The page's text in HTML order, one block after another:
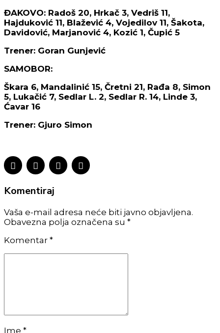
ĐAKOVO: Radoš 20, Hrkač 3, Vedriš 11,
Hajduković 11, Blažević 4, Vojedilov 11, Šakota,
Davidović, Marjanović 4, Kozić 1, Čupić 5
Trener: Goran Gunjević
SAMOBOR:
Škara 6, Mandalinić 15, Čretni 21, Rađa 8, Simon
5, Lukačić 7, Sedlar L. 2, Sedlar R. 14, Linde 3,
Ćavar 16
Trener: Gjuro Simon
Komentiraj
Vaša e-mail adresa neće biti javno objavljena.
Obavezna polja označena su *
Komentar *
Ime *